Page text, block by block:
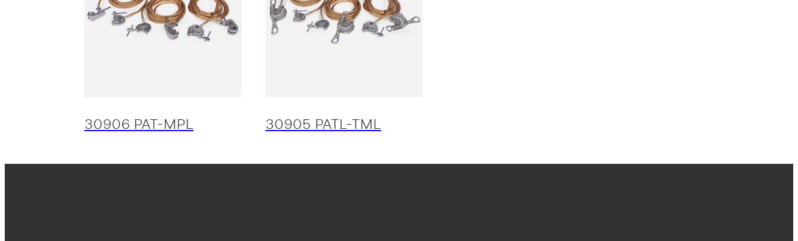
30906 PAT-MPL 30905 PATL-TML